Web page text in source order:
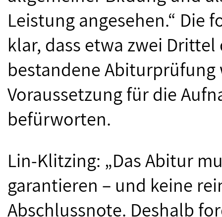
Leistung angesehen.“ Die
klar, dass etwa zwei
bestandene
Voraussetzung für die
befürworten.
Lin-Klitzing: „Das Abitur
garantieren – und keine
Abschlussnote. Deshalb